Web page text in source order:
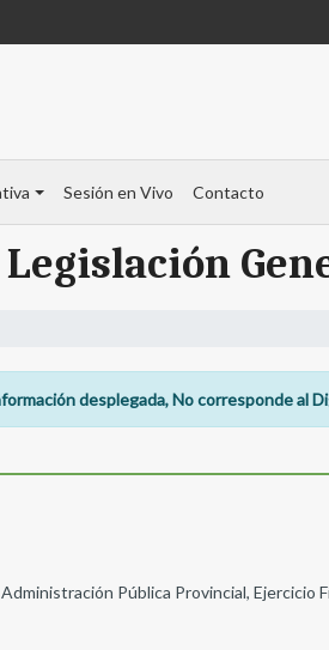
Sesión en Vivo Contacto
Legislación
desplegada, No corresponde al
Pública Provincial, Ejercicio